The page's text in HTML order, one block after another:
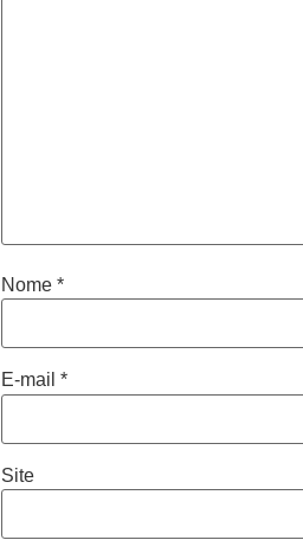
Nome *
E-mail *
Site